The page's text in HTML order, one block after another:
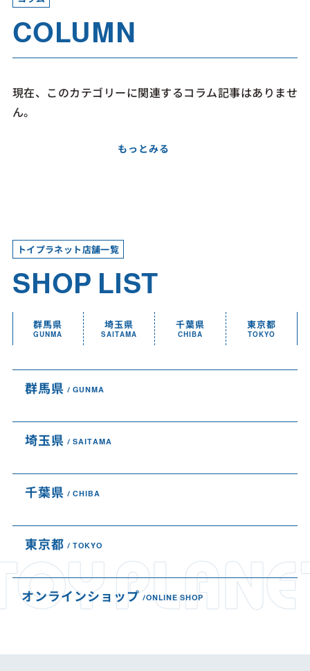
COLUMN
現在、このカテゴリーに関連するコラム記事はありませ
ん。
もっとみる
SHOP LIST
トイプラネット店舗一覧
群馬県
GUNMA
埼玉県
SAITAMA
千葉県
CHIBA
東京都
TOKYO
群馬県 GUNMA
埼玉県 SAITAMA
千葉県 CHIBA
東京都 TOKYO
オンラインショップ ONLINE SHOP